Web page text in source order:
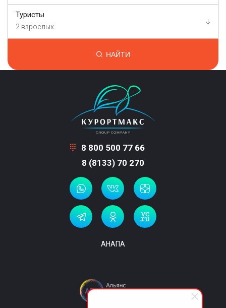
Туристы
2 взрослых
НАЙТИ
8 800 500 77 66
8 (8133) 70 270
АНАПА